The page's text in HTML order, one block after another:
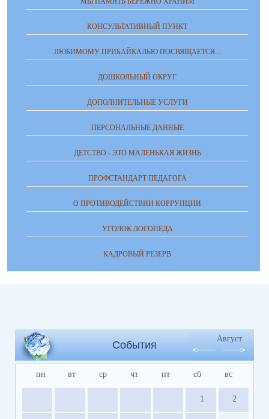
КОНСУЛЬТАТИВНЫЙ ПУНКТ
ЛЮБИМОМУ ПРИБАЙКАЛЬЮ ПОСВЯЩАЕТСЯ...
ДОШКОЛЬНЫЙ ОКРУГ
ДОПОЛНИТЕЛЬНЫЕ УСЛУГИ
ПЕРСОНАЛЬНЫЕ ДАННЫЕ
ДЕТСТВО - ЭТО МАЛЕНЬКАЯ ЖИЗНЬ
ПРОФСТАНДАРТ ПЕДАГОГА
О ПРОТИВОДЕЙСТВИИ КОРРУПЦИИ
УГОЛОК ЛОГОПЕДА
КАДРОВЫЙ РЕЗЕРВ
События
Август
пн вт ср чт пт сб вс
1 2